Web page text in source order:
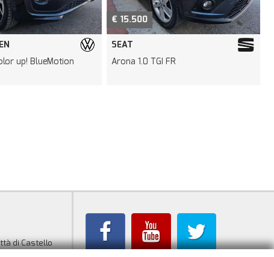
up! BlueMotion
€ 15.500
SEAT
Arona 1.0 TGI FR
di Castello